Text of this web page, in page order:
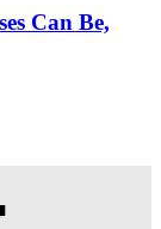
Can Be,